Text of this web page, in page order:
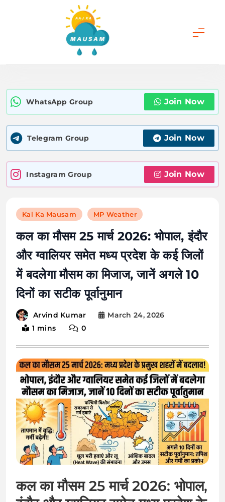
आज का मौसम | कल का
मौसम की जानकारी सबसे
पहले
WhatsApp Group Join Now
Telegram Group Join Now
Instagram Group Join Now
Kal Ka Mausam MP Weather
कल का मौसम 25 मार्च 2026: भोपाल, इंदौर
और ग्वालियर समेत मध्य प्रदेश के कई जिलों
में बदलेगा मौसम का मिजाज, जानें अगले 10
दिनों का सटीक पूर्वानुमान
Arvind Kumar
March 24, 2026
1 mins
0
कल का मौसम 25 मार्च 2026: भोपाल,